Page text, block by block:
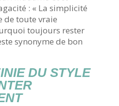
: « La simplicité
de toute vraie
toujours rester
synonyme de bon
DU STYLE